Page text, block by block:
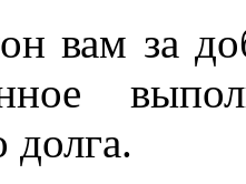
вам за
долга.